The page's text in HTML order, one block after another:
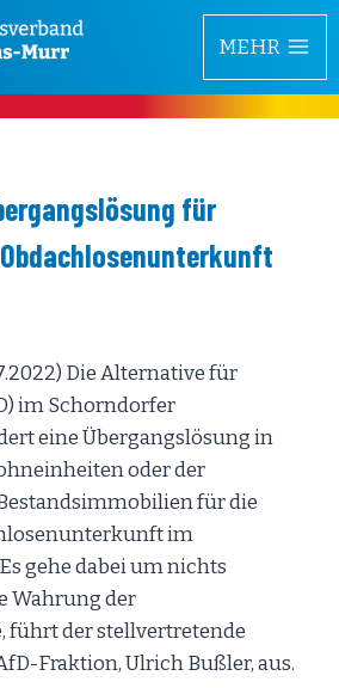
MEHR
für
Die Alternative für
im Schorndorfer
eine Übergangslösung in
oder der
für die
im
gehe dabei um nichts
Wahrung der
führt der stellvertretende
Fraktion, Ulrich Bußler, aus.